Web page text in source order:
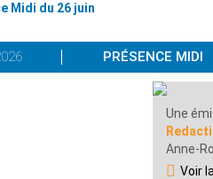
Midi du 26 juin
PRÉSENCE MIDI
Une
Anne-
Voir